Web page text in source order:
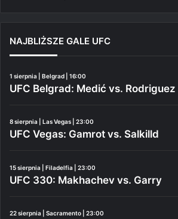
NAJBLIŻSZE GALE UFC
1 sierpnia | Belgrad | 16:00
UFC Belgrad: Medić vs. Rodriguez
8 sierpnia | Las Vegas | 23:00
UFC Vegas: Gamrot vs. Salkilld
15 sierpnia | Filadelfia | 23:00
UFC 330: Makhachev vs. Garry
22 sierpnia | Sacramento | 23:00